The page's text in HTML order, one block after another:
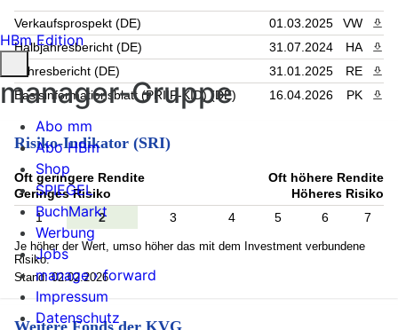
Verkaufsprospekt (DE) 01.03.2025 VW
Halbjahresbericht (DE)
31.07.2024 HA
Jahresbericht (DE)
31.01.2025 RE
Basisinformationsblatt (PRIIP-KID) (DE)
16.04.2026 PK
Risiko-Indikator (SRI)
Oft geringere Rendite
Geringes Risiko
Oft höhere Rendite
Höheres Risiko
1
2 3 4 5 6 7
Je höher der Wert, umso höher das mit dem Investment verbundene
Risiko.
Stand: 02.02.2026
Weitere Fonds der KVG
HBm Edition
manager-Gruppe
Abo mm
Abo HBm
Shop
SPIEGEL
BuchMarkt
Werbung
Jobs
manage › forward
Impressum
Datenschutz